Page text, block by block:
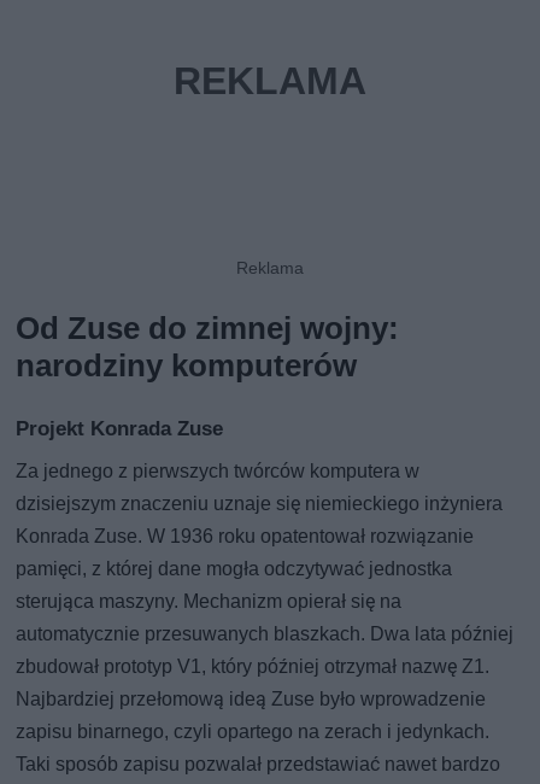
Od Zuse do zimnej wojny:
narodziny komputerów
Projekt Konrada Zuse
Za jednego z pierwszych twórców komputera w
dzisiejszym znaczeniu uznaje się niemieckiego inżyniera
Konrada Zuse. W 1936 roku opatentował rozwiązanie
pamięci, z której dane mogła odczytywać jednostka
sterująca maszyny. Mechanizm opierał się na
automatycznie przesuwanych blaszkach. Dwa lata później
zbudował prototyp V1, który później otrzymał nazwę Z1.
Najbardziej przełomową ideą Zuse było wprowadzenie
zapisu binarnego, czyli opartego na zerach i jedynkach.
Taki sposób zapisu pozwalał przedstawiać nawet bardzo